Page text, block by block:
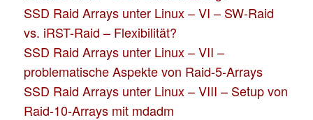
SSD Raid Arrays unter Linux – VI – SW-Raid
vs. iRST-Raid – Flexibilität?
SSD Raid Arrays unter Linux – VII –
problematische Aspekte von Raid-5-Arrays
SSD Raid Arrays unter Linux – VIII – Setup von
Raid-10-Arrays mit mdadm